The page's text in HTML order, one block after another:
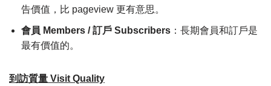
告價值，比 pageview 更有意思。
會員 Members / 訂戶 Subscribers ：長期會員和訂戶是
最有價值的。
到訪質量 Visit Quality